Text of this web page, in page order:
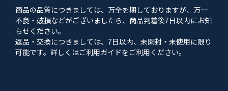
商品の品質につきましては、万全を期しておりますが、万一
不良・破損などがございましたら、商品到着後7日以内にお知
らせください。
返品・交換につきましては、7日以内、未開封・未使用に限り
可能です。詳しくはご利用ガイドをご利用ください。